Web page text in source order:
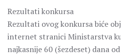
Rezultati konkursa
Rezultati ovog konkursa biće
internet stranici Ministarstva
najkasnije 60 (šezdeset) dana